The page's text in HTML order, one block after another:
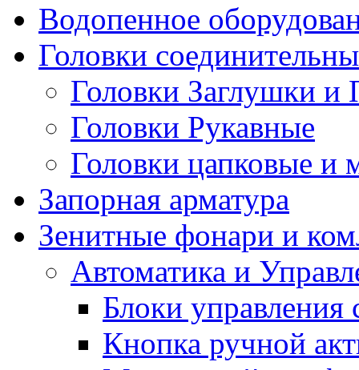
Водопенное
Головки
Головки Заглушки и
Головки Рукавные
Головки цапковые и
Запорная арматура
Зенитные фонари и
Автоматика и
Блоки
Кнопка ручной